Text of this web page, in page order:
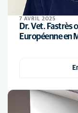
7 AVRIL 2025
Dr. Vet. Fastrès
Européenne en